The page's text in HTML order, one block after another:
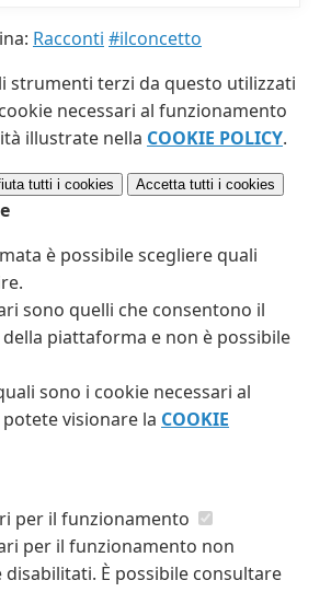
Racconti #ilconcetto
strumenti terzi da questo utilizzati
necessari al funzionamento
illustrate nella COOKIE POLICY.
tutti i cookies Accetta tutti i cookies
è possibile scegliere quali
sono quelli che consentono il
piattaforma e non è possibile
sono i cookie necessari al
visionare la COOKIE
per il funzionamento
per il funzionamento non
disabilitati. È possibile consultare